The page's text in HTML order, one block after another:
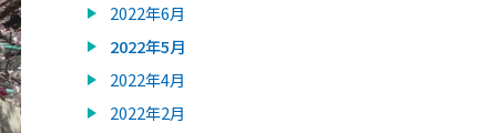
2022年6月
2022年5月
2022年4月
2022年2月